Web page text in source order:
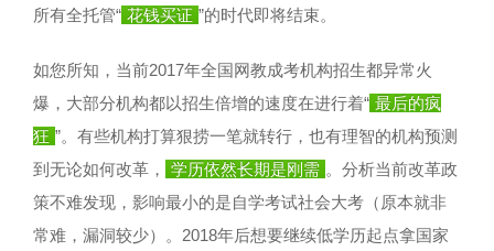
所有全托管“ 花钱买证 ”的时代即将结束。
如您所知，当前2017年全国网教成考机构招生都异常火
爆，大部分机构都以招生倍增的速度在进行着“ 最后的疯
狂 ”。有些机构打算狠捞一笔就转行，也有理智的机构预测
到无论如何改革，
学历依然长期是刚需 。分析当前改革政
策不难发现，影响最小的是自学考试社会大考（原本就非
常难，漏洞较少）。2018年后想要继续低学历起点拿国家